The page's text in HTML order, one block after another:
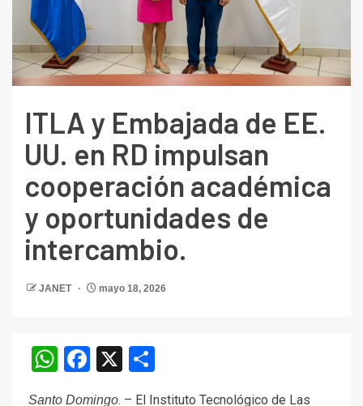
ITLA y Embajada de EE.
UU. en RD impulsan
cooperación académica
y oportunidades de
intercambio.
JANET mayo 18, 2026
WhatsApp
Facebook
X
Santo Domingo. – El Instituto Tecnológico de Las